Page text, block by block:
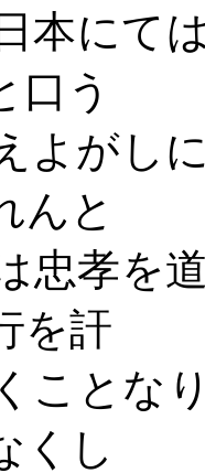
本にて
口う
よがし
んと
忠孝を
を訐
ことな
くし